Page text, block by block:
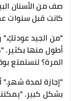
صف من الأسنان
كانت قبل سنوات
"من الجيد عودتكِ."
أطول منها
المرة؟ لنستمتع
"إجازة لمدة شهر."
بشكل كبير.